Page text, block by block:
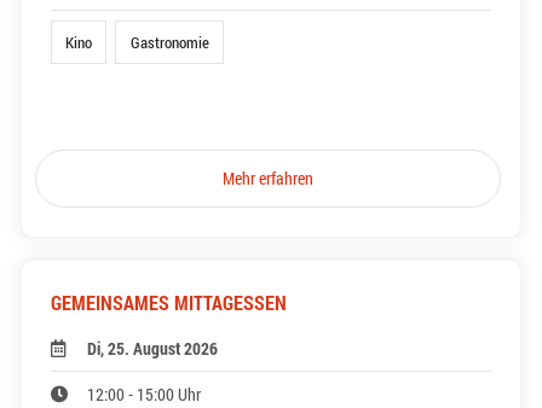
Kino Gastronomie
Mehr erfahren
GEMEINSAMES MITTAGESSEN
Di, 25. August 2026
12:00 - 15:00 Uhr